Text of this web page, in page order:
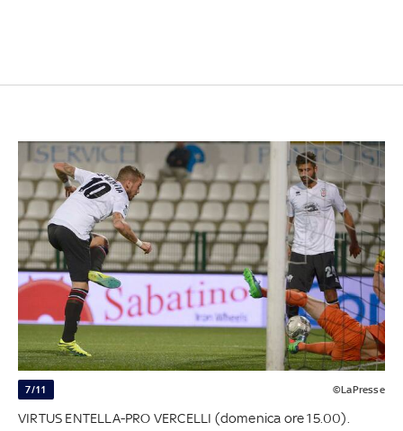
7/11 ©LaPresse
VIRTUS ENTELLA-PRO VERCELLI (domenica ore 15.00).